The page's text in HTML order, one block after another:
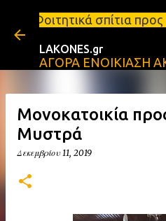
Μετάβαση στο
προς ενοικίαση στη
LAKONES.gr
ΑΓΟΡΑ ΕΝΟΙΚΙΑΣΗ
Μονοκατοικία
Μυστρά
Δεκεμβρίου 11, 2019